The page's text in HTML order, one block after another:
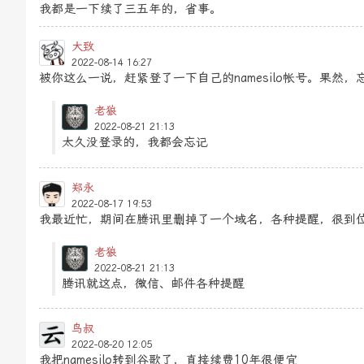
我都是一下续了三五年的，省事。
大致
2022-08-14 16:27
被你这么一说，赶紧登了一下自己的namesilo帐号。果然
老狼
2022-08-21 21:13
太久没登录的，我都会忘记
郑永
2022-08-17 19:53
我最近忙，期间在腾讯里删掉了一个域名，各种提醒，很到位
老狼
2022-08-21 21:13
腾讯就这点，微信、邮件各种提醒
鸟叔
2022-08-20 12:05
我把namesilo转到谷歌了，直接续费10年很便宜